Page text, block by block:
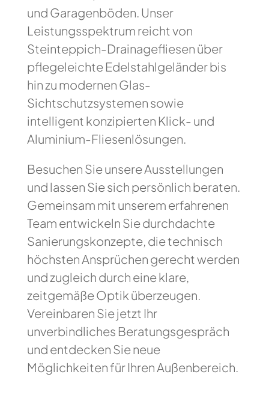
und Garagenböden. Unser
Leistungsspektrum reicht von
Steinteppich-Drainagefliesen über
pflegeleichte Edelstahlgeländer bis
hin zu modernen Glas-
Sichtschutzsystemen sowie
intelligent konzipierten Klick- und
Aluminium-Fliesenlösungen.
Besuchen Sie unsere Ausstellungen
und lassen Sie sich persönlich beraten.
Gemeinsam mit unserem erfahrenen
Team entwickeln Sie durchdachte
Sanierungskonzepte, die technisch
höchsten Ansprüchen gerecht werden
und zugleich durch eine klare,
zeitgemäße Optik überzeugen.
Vereinbaren Sie jetzt Ihr
unverbindliches Beratungsgespräch
und entdecken Sie neue
Möglichkeiten für Ihren Außenbereich.